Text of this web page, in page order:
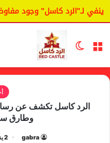
لـ"الرد كاسل" وجود
القائمة الوضع المظلم
الرد كاسل تكشف عن
وطارق
gabra 2 يناير، 2023